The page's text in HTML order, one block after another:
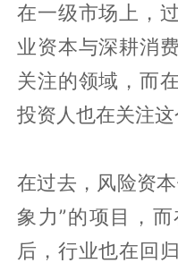
在一级市场上，
业资本与深耕消
关注的领域，而
投资人也在关注这
在过去，风险资
象力”的项目，
后，行业也在回